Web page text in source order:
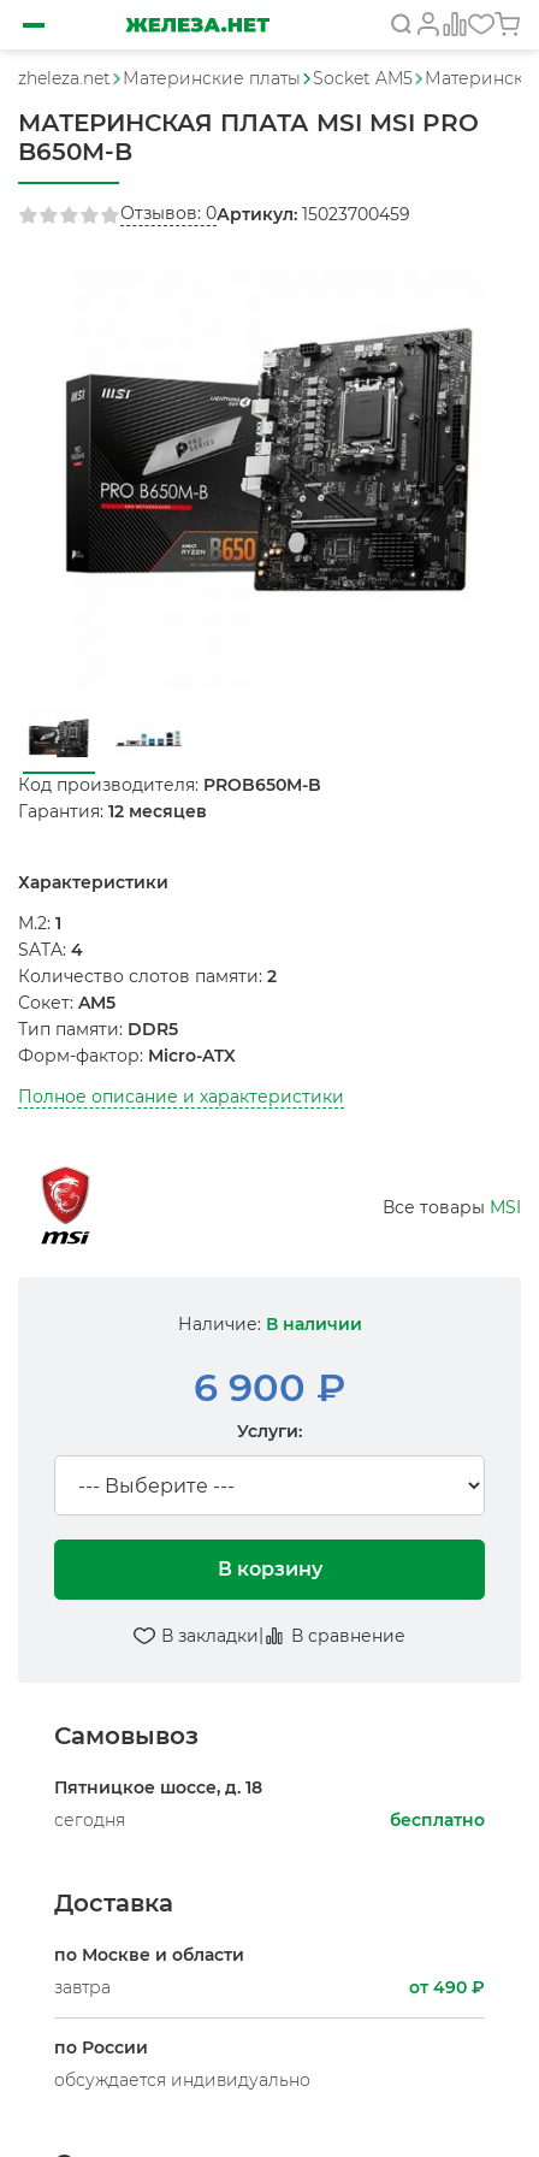
zheleza.net Материнские платы Socket AM5
МАТЕРИНСКАЯ ПЛАТА MSI MSI PRO
B650M-B
Отзывов: 0Артикул: 15023700459
Код производителя: PROB650M-B
Гарантия: 12 месяцев
Характеристики
M.2: 1
SATA: 4
Количество слотов памяти: 2
Сокет: AM5
Тип памяти: DDR5
Форм-фактор: Micro-ATX
Полное описание и характеристики
Все товары MSI
Наличие: В наличии
6 900 ₽
Услуги:
В корзину
В закладки| В сравнение
Самовывоз
Пятницкое шоссе, д. 18
сегодня
бесплатно
Доставка
по Москве и области
завтра
от 490 ₽
по России
обсуждается индивидуально